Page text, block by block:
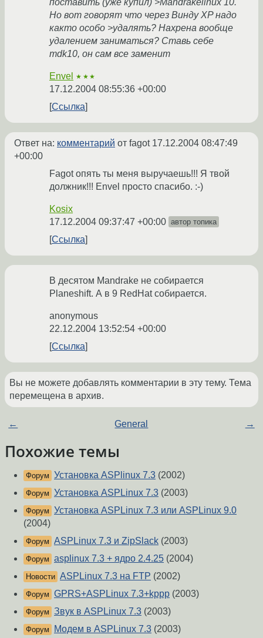
поставить (уже купил) >Mandrakelinux 10.
Но вот говорят что через Винду XP надо
както особо >удалять? Нахрена вообще
удалением заниматься? Ставь себе
mdk10, он сам все заменит
Envel ★★★
17.12.2004 08:55:36 +00:00
Ссылка
Ответ на: комментарий от fagot 17.12.2004 08:47:49
+00:00
Fagot опять ты меня выручаешь!!! Я твой
должник!!! Envel просто спасибо. :-)
Kosix
17.12.2004 09:37:47 +00:00 автор топика
Ссылка
В десятом Mandrake не собирается
Planeshift. А в 9 RedHat собирается.
anonymous
22.12.2004 13:52:54 +00:00
Ссылка
Вы не можете добавлять комментарии в эту тему. Тема
перемещена в архив.
← General →
Похожие темы
Форум Установка ASPlinux 7.3 (2002)
Форум Установка ASPLinux 7.3 (2003)
Форум Установка ASPLinux 7.3 или ASPLinux 9.0
(2004)
Форум ASPLinux 7.3 и ZipSlack (2003)
Форум asplinux 7.3 + ядро 2.4.25 (2004)
Новости ASPLinux 7.3 на FTP (2002)
Форум GPRS+ASPLinux 7.3+kppp (2003)
Форум Звук в ASPLinux 7.3 (2003)
Форум Модем в ASPLinux 7.3 (2003)